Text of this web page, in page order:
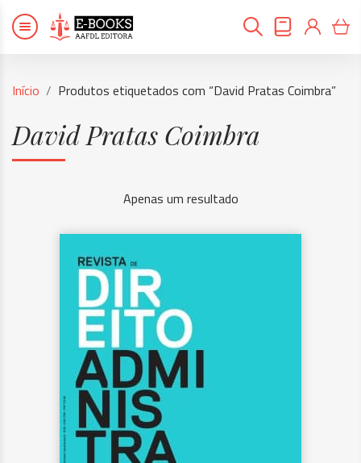
Início Produtos etiquetados com “David Pratas Coimbra”
David Pratas Coimbra
Apenas um resultado